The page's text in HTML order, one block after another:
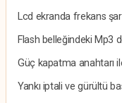
Lcd ekranda frekans
Flash belleğindeki Mp3
Güç kapatma anahtarı
Yankı iptali ve gürültü